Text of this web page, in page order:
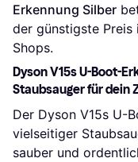
Erkennung Silber
der günstigste Preis
Shops.
Dyson V15s U-Boot-
Staubsauger für dein
Der Dyson V15s U-
vielseitiger
sauber und